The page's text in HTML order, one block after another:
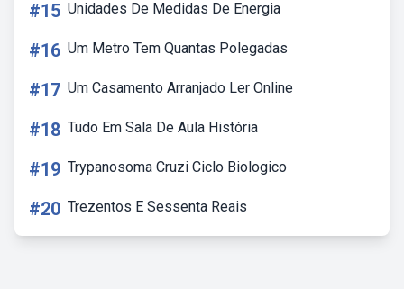
#15 Unidades De Medidas De Energia
#16 Um Metro Tem Quantas Polegadas
#17 Um Casamento Arranjado Ler Online
#18 Tudo Em Sala De Aula História
#19 Trypanosoma Cruzi Ciclo Biologico
#20 Trezentos E Sessenta Reais